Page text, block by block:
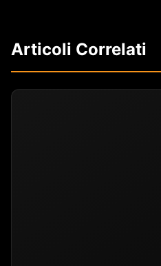
Articoli Correlati